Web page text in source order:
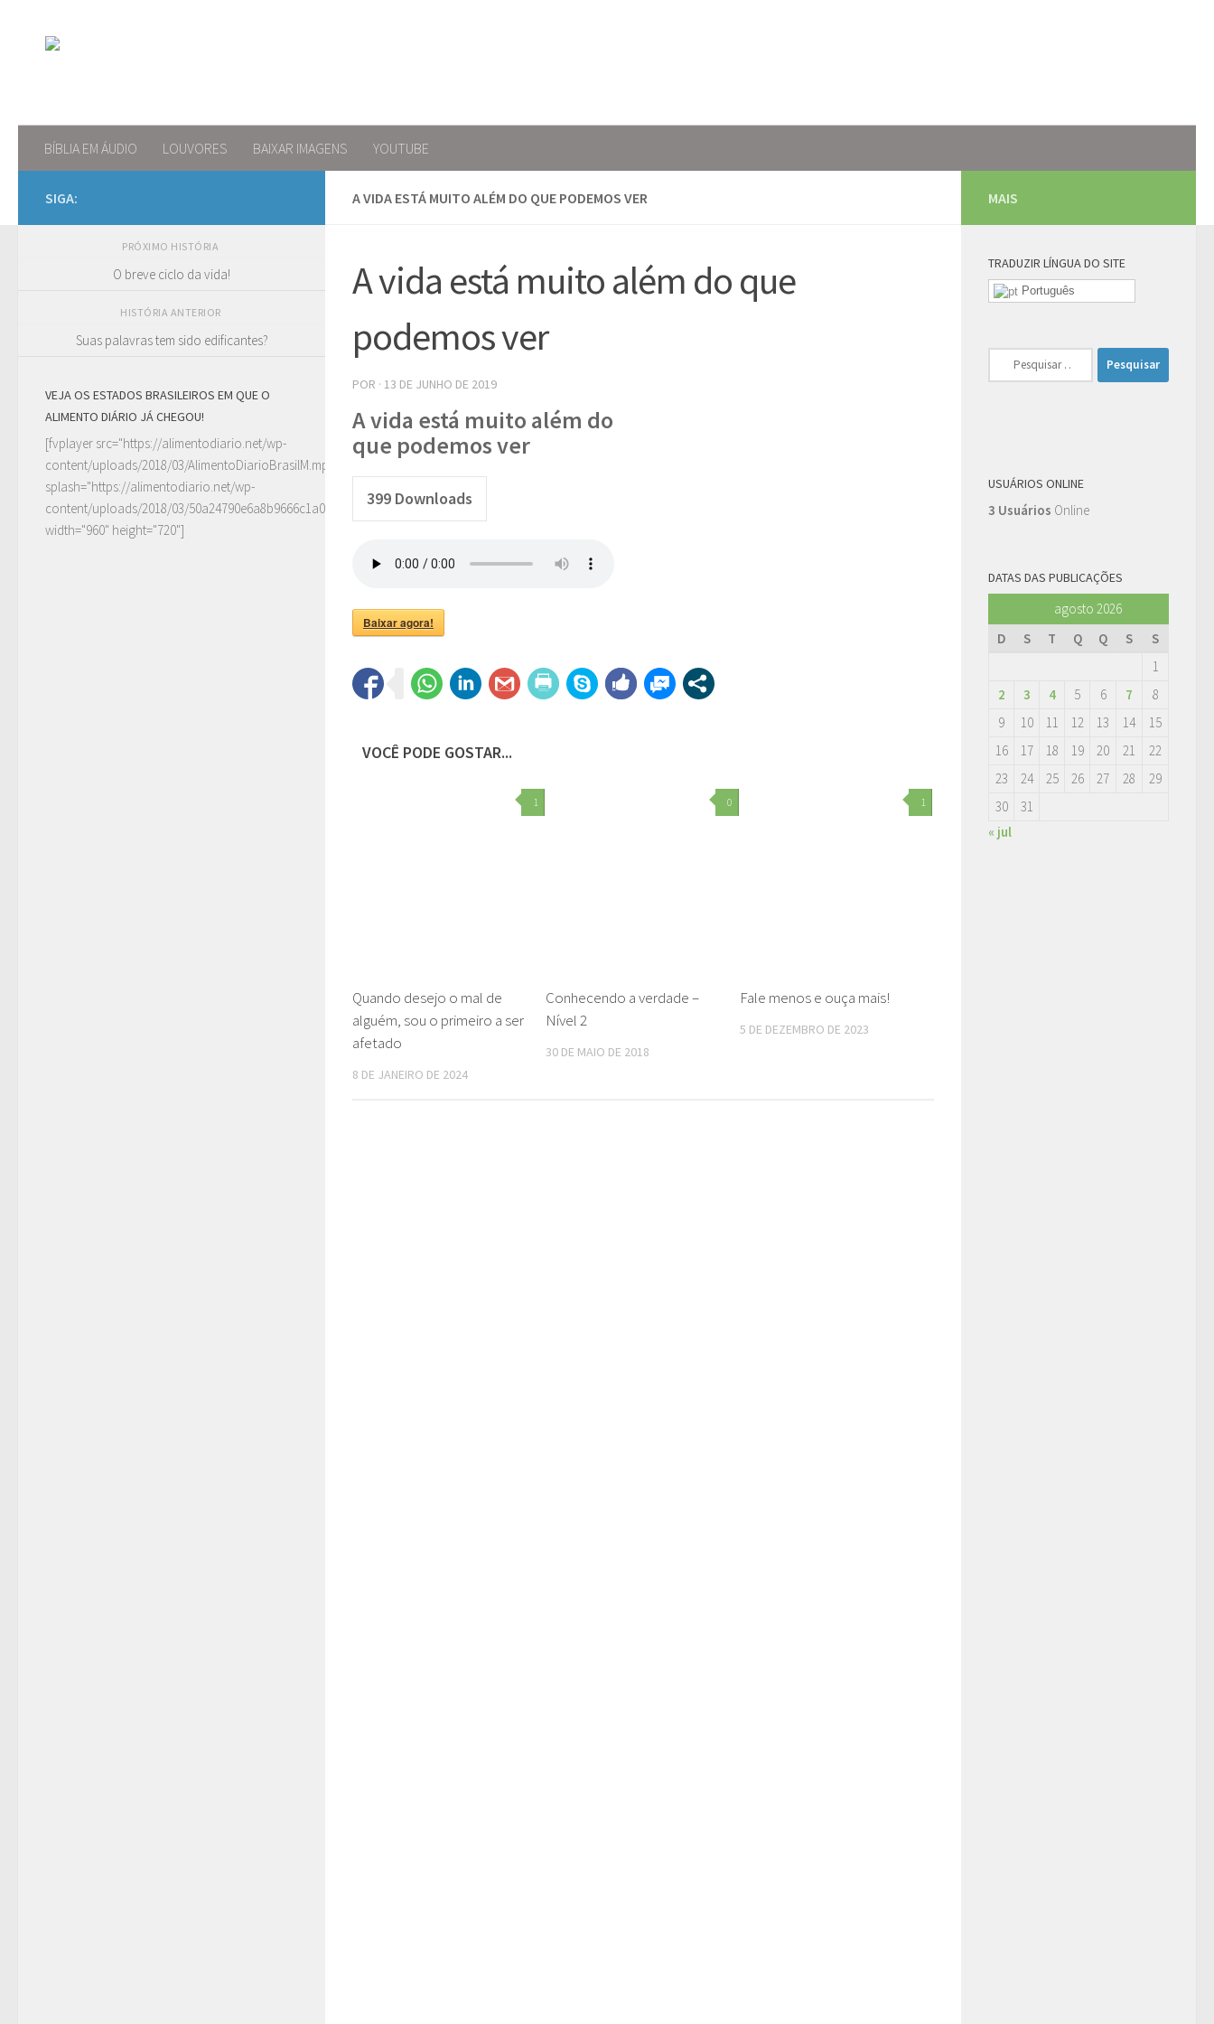
BÍBLIA EM ÁUDIO LOUVORES BAIXAR IMAGENS YOUTUBE
A VIDA ESTÁ MUITO ALÉM DO QUE PODEMOS VER
A vida está muito além do que
podemos ver
POR · 13 DE JUNHO DE 2019
A vida está muito além do
que podemos ver
399 Downloads
Baixar agora!
VOCÊ PODE GOSTAR...
1
Quando desejo o mal de
alguém, sou o primeiro a ser
afetado
8 DE JANEIRO DE 2024
0
Conhecendo a verdade –
Nível 2
30 DE MAIO DE 2018
1
Fale menos e ouça mais!
5 DE DEZEMBRO DE 2023
SIGA:
PRÓXIMO HISTÓRIA
O breve ciclo da vida!
HISTÓRIA ANTERIOR
Suas palavras tem sido edificantes?
VEJA OS ESTADOS BRASILEIROS EM QUE O
ALIMENTO DIÁRIO JÁ CHEGOU!
[fvplayer src="https://alimentodiario.net/wp-
content/uploads/2018/03/AlimentoDiarioBrasilM.mp4"
splash="https://alimentodiario.net/wp-
content/uploads/2018/03/50a24790e6a8b9666c1a0c6b2a87ad5d2.png"
width="960" height="720"]
MAIS
TRADUZIR LÍNGUA DO SITE
Português
Pesquisar
por:
USUÁRIOS ONLINE
3 Usuários Online
DATAS DAS PUBLICAÇÕES
agosto 2026
D
S T Q Q S
S
1
2
3 4 5 6 7
8
9
10 11 12 13 14
15
16
17 18 19 20 21
22
23
24 25 26 27 28
29
30
31
« jul